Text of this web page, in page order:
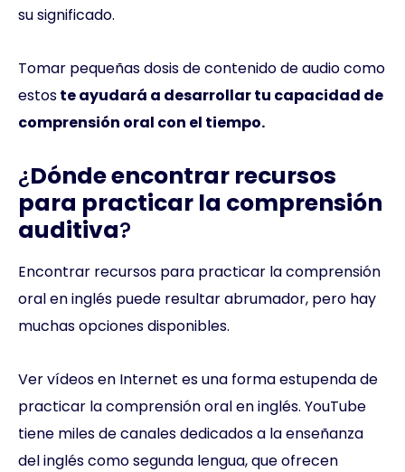
su significado.
Tomar pequeñas dosis de contenido de audio como
estoste ayudará a desarrollar tu capacidad de
comprensión oral con el tiempo.
¿Dónde encontrar recursos
para practicar la comprensión
auditiva?
Encontrar recursos para practicar la comprensión
oral en inglés puede resultar abrumador, pero hay
muchas opciones disponibles.
Ver vídeos en Internet es una forma estupenda de
practicar la comprensión oral en inglés. YouTube
tiene miles de canales dedicados a la enseñanza
del inglés como segunda lengua, que ofrecen